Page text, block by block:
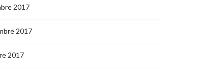
2017
2017
2017